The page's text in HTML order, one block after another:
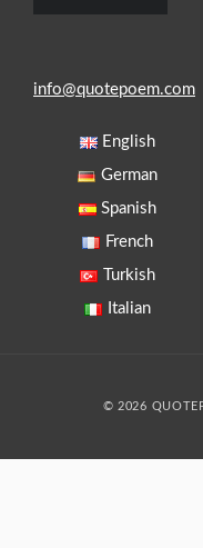
info@quotepoem.com
English
German
Spanish
French
Turkish
Italian
© 2026